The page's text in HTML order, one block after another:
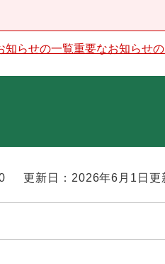
知らせの一覧重要なお知らせ
更新日：2026年6月1日更